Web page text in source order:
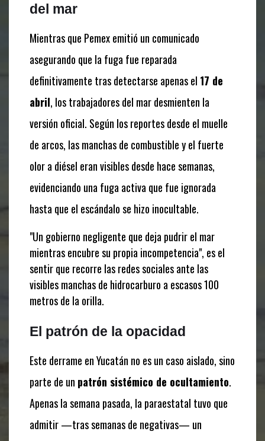
del mar
Mientras que Pemex emitió un comunicado
asegurando que la fuga fue reparada
definitivamente tras detectarse apenas el 17 de
abril, los trabajadores del mar desmienten la
versión oficial. Según los reportes desde el muelle
de arcos, las manchas de combustible y el fuerte
olor a diésel eran visibles desde hace semanas,
evidenciando una fuga activa que fue ignorada
hasta que el escándalo se hizo inocultable.
"Un gobierno negligente que deja pudrir el mar
mientras encubre su propia incompetencia", es el
sentir que recorre las redes sociales ante las
visibles manchas de hidrocarburo a escasos 100
metros de la orilla.
El patrón de la opacidad
Este derrame en Yucatán no es un caso aislado, sino
parte de un patrón sistémico de ocultamiento.
Apenas la semana pasada, la paraestatal tuvo que
admitir —tras semanas de negativas— un